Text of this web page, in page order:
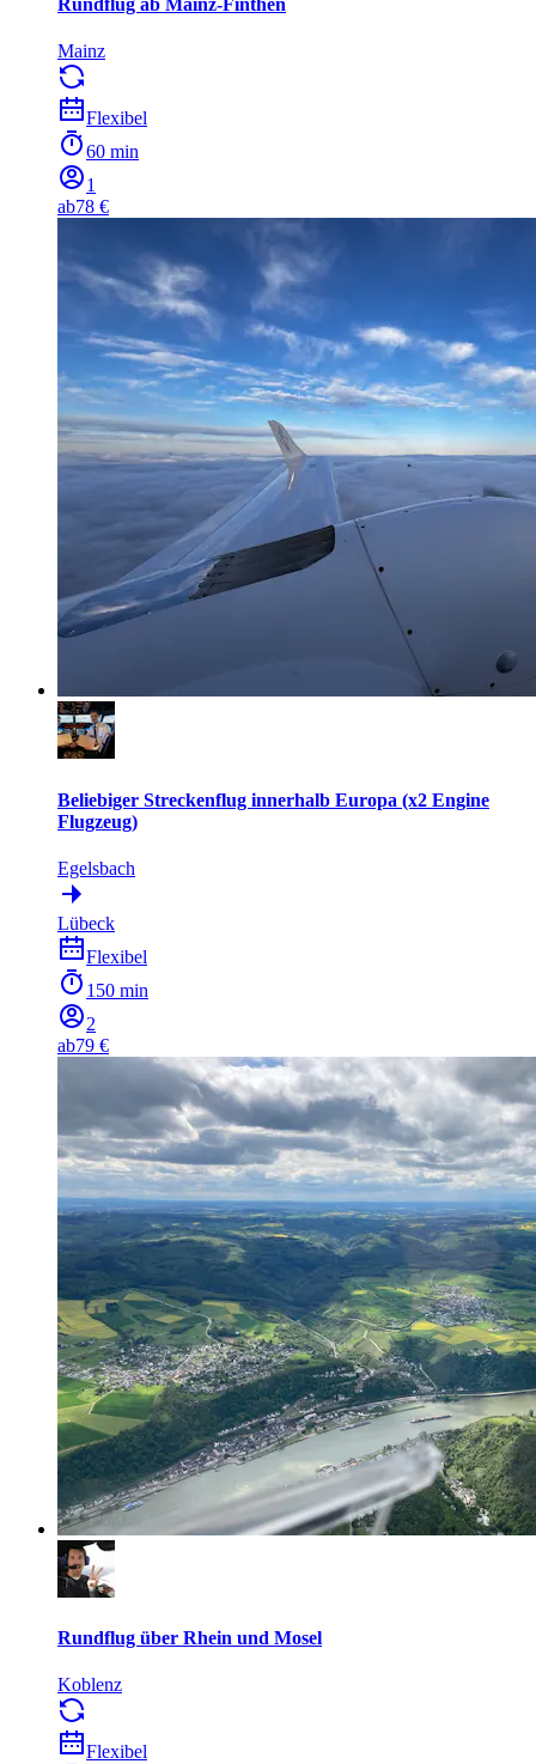
Rundflug ab Mainz-Finthen
Mainz
Flexibel
60 min
1
ab78 €
Beliebiger Streckenflug innerhalb Europa (x2 Engine
Flugzeug)
Egelsbach
Lübeck
Flexibel
150 min
2
ab79 €
Rundflug über Rhein und Mosel
Koblenz
Flexibel